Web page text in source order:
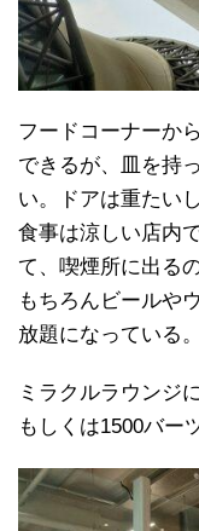
フードコーナーか
できるが、皿を持
い。ドアは重たい
食事は涼しい店内
て、喫煙所に出る
もちろんビールや
放題になっている。
ミラクルラウンジ
もしくは1500バー